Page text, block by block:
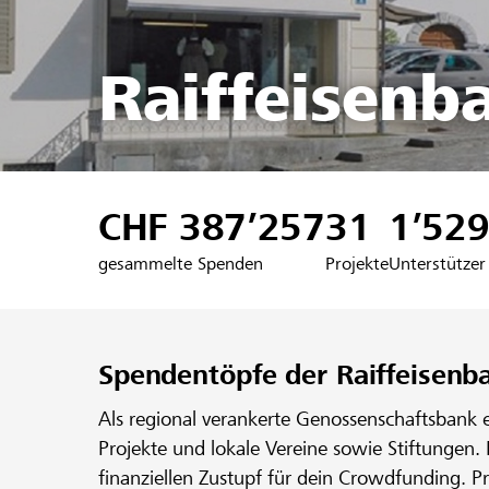
CHF 387’257
gesammelte Spenden
31
Projekte
1’529
Unterstützer
Spendentöpfe der
Als regional verankerte
Projekte und lokale Vereine sowie
finanziellen Zustupf für dein Crowdfunding.